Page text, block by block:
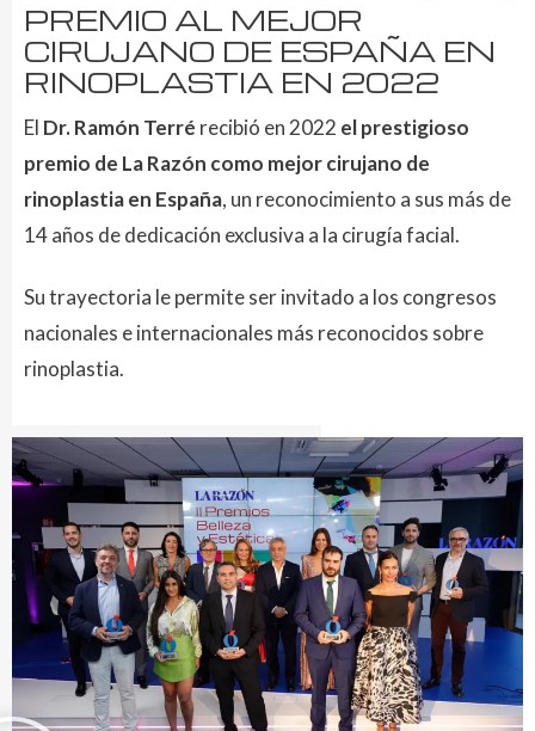
PREMIO AL MEJOR
CIRUJANO DE ESPAÑA EN
RINOPLASTIA EN 2022
El Dr. Ramón Terré recibió en 2022 el prestigioso
premio de La Razón como mejor cirujano de
rinoplastia en España, un reconocimiento a sus más de
14 años de dedicación exclusiva a la cirugía facial.
Su trayectoria le permite ser invitado a los congresos
nacionales e internacionales más reconocidos sobre
rinoplastia.